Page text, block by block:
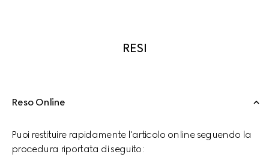
RESI
Reso Online
Puoi restituire rapidamente l'articolo online seguendo la
procedura riportata di seguito: